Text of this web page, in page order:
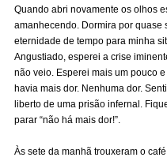
Quando abri novamente os olhos
amanhecendo. Dormira por quase
eternidade de tempo para minha
Angustiado, esperei a crise
não veio. Esperei mais um pouco
havia mais dor. Nenhuma dor.
liberto de uma prisão infernal.
parar “não há mais dor!”.
Às sete da manhã trouxeram o